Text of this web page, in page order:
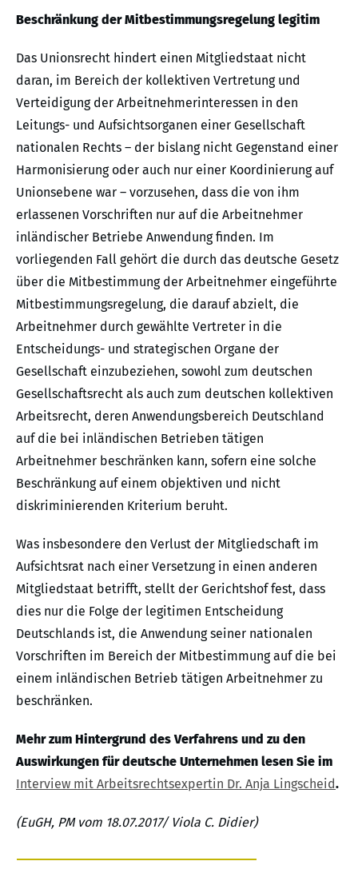
Beschränkung der Mitbestimmungsregelung legitim
Das Unionsrecht hindert einen Mitgliedstaat nicht
daran, im Bereich der kollektiven Vertretung und
Verteidigung der Arbeitnehmerinteressen in den
Leitungs- und Aufsichtsorganen einer Gesellschaft
nationalen Rechts – der bislang nicht Gegenstand einer
Harmonisierung oder auch nur einer Koordinierung auf
Unionsebene war – vorzusehen, dass die von ihm
erlassenen Vorschriften nur auf die Arbeitnehmer
inländischer Betriebe Anwendung finden. Im
vorliegenden Fall gehört die durch das deutsche Gesetz
über die Mitbestimmung der Arbeitnehmer eingeführte
Mitbestimmungsregelung, die darauf abzielt, die
Arbeitnehmer durch gewählte Vertreter in die
Entscheidungs- und strategischen Organe der
Gesellschaft einzubeziehen, sowohl zum deutschen
Gesellschaftsrecht als auch zum deutschen kollektiven
Arbeitsrecht, deren Anwendungsbereich Deutschland
auf die bei inländischen Betrieben tätigen
Arbeitnehmer beschränken kann, sofern eine solche
Beschränkung auf einem objektiven und nicht
diskriminierenden Kriterium beruht.
Was insbesondere den Verlust der Mitgliedschaft im
Aufsichtsrat nach einer Versetzung in einen anderen
Mitgliedstaat betrifft, stellt der Gerichtshof fest, dass
dies nur die Folge der legitimen Entscheidung
Deutschlands ist, die Anwendung seiner nationalen
Vorschriften im Bereich der Mitbestimmung auf die bei
einem inländischen Betrieb tätigen Arbeitnehmer zu
beschränken.
Mehr zum Hintergrund des Verfahrens und zu den
Auswirkungen für deutsche Unternehmen lesen Sie im
Interview mit Arbeitsrechtsexpertin Dr. Anja Lingscheid.
(EuGH, PM vom 18.07.2017/ Viola C. Didier)